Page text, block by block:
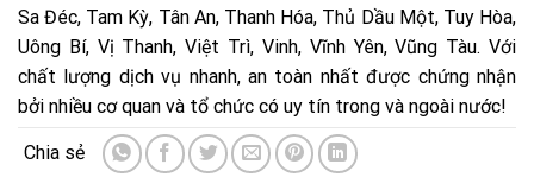
Sa Đéc, Tam Kỳ, Tân An, Thanh Hóa, Thủ Dầu Một, Tuy Hòa,
Uông Bí, Vị Thanh, Việt Trì, Vinh, Vĩnh Yên, Vũng Tàu. Với
chất lượng dịch vụ nhanh, an toàn nhất được chứng nhận
bởi nhiều cơ quan và tổ chức có uy tín trong và ngoài nước!